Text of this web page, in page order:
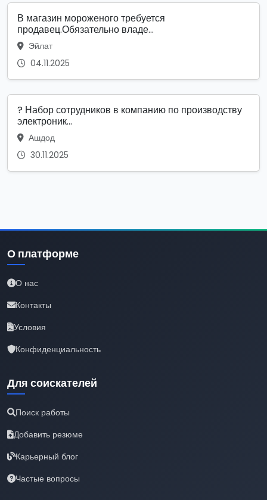
В магазин мороженого требуется
продавец.Обязательно владе...
Эйлат
04.11.2025
? Набор сотрудников в компанию по производству
электроник...
Ашдод
30.11.2025
О платформе
О нас
Контакты
Условия
Конфиденциальность
Для соискателей
Поиск работы
Добавить резюме
Карьерный блог
Частые вопросы